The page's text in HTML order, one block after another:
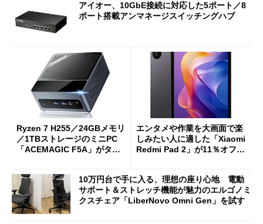
アイオー、10GbE接続に対応した5ポート／8
ポート搭載アンマネージスイッチングハブ
Ryzen 7 H255／24GBメモリ
／1TBストレージのミニPC
「ACEMAGIC F5A」がタイ
エンタメや作業を大画面で楽
しみたい人に適した「Xiaomi
Redmi Pad 2」が11％オフの
10万円台で手に入る、理想の座り心地 電動
サポート＆ストレッチ機能が魅力のエルゴノミ
クスチェア「LiberNovo Omni Gen」を試す